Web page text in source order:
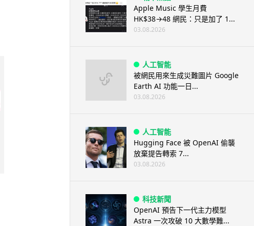
Apple Music 學生月費
HK$38→48 網民：只是加了 1...
03.08.2026
人工智能
被網民用來生成災難圖片 Google
Earth AI 功能一日...
03.08.2026
人工智能
Hugging Face 被 OpenAI 偷襲
放棄提告轉索 7...
03.08.2026
科技新聞
OpenAI 預告下一代主力模型
Astra 一次攻破 10 大數學難...